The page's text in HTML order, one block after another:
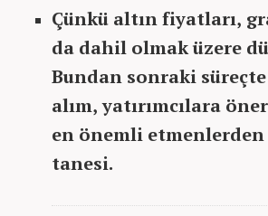
Çünkü altın fiyatları,
da dahil olmak üzere
Bundan sonraki
alım, yatırımcılara
en önemli
tanesi.